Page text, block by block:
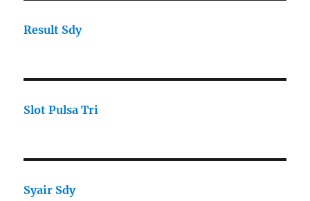
Result Sdy
Slot Pulsa Tri
Syair Sdy